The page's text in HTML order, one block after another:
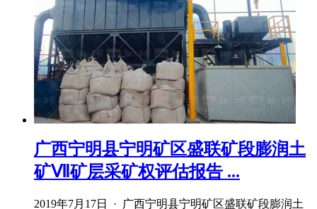
广西宁明县宁明矿区盛联矿段膨润土
矿Ⅶ矿层采矿权评估报告 ...
2019年7月17日 · 广西宁明县宁明矿区盛联矿段膨润土